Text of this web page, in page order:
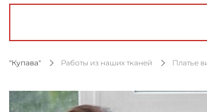
"Купава" Работы из наших тканей Платье